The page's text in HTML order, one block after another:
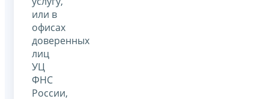
или в
офисах
доверенных
лиц
УЦ
ФНС
России,